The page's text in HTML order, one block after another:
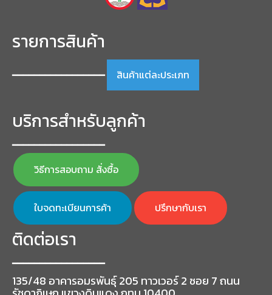
รายการสินค้า
━━━━━━━━━━━━━━━━━ สินค้าแต่ละประเภท
บริการสำหรับลูกค้า
━━━━━━━━━━━━━━━━━
วิธีการสอบถาม สั่งซื้อ
ใบจดทะเบียนการค้า ปรึกษากับเรา
ติดต่อเรา
━━━━━━━━━━━━━━━━━
135/48 อาคารอมรพันธุ์ 205 ทาวเวอร์ 2 ซอย 7 ถนน